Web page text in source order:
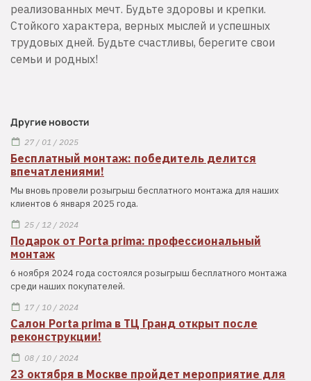
реализованных мечт. Будьте здоровы и крепки.
Стойкого характера, верных мыслей и успешных
трудовых дней. Будьте счастливы, берегите свои
семьи и родных!
Другие новости
27 / 01 / 2025
Бесплатный монтаж: победитель делится
впечатлениями!
Мы вновь провели розыгрыш бесплатного монтажа для наших
клиентов 6 января 2025 года.
25 / 12 / 2024
Подарок от Porta prima: профессиональный
монтаж
6 ноября 2024 года состоялся розыгрыш бесплатного монтажа
среди наших покупателей.
17 / 10 / 2024
Салон Porta prima в ТЦ Гранд открыт после
реконструкции!
08 / 10 / 2024
23 октября в Москве пройдет мероприятие для